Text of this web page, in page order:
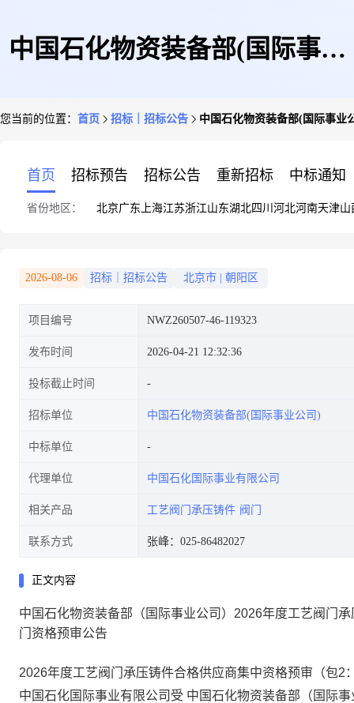
中国石化物资装备部(国际事业
2:中低压阀门砂铸件)阀门资格
预审公告
您当前的位置： 首页 招标｜招标公告 中国石化物资装备部(国际事业
首页 招标预告 招标公告 重新招标 中标通知
省份地区： 北京广东 上海江苏浙江山东湖北四川 河北河南天津山
2026-08-06 招标｜招标公告 北京市 朝阳区
项目编号 NWZ260507-46-119323
发布时间 2026-04-21 12:32:36
投标截止时间
招标单位 中国石化物资装备部(国际事业公司)
中标单位
代理单位 中国石化国际事业有限公司
相关产品 工艺阀门承压铸件 阀门
联系方式 张峰：025-86482027
正文内容
中国石化物资装备部（国际事业公司）2026年度工艺阀门
门资格预审公告
2026年度工艺阀门承压铸件合格供应商集中资格预审（包2
中国石化国际事业有限公司受 中国石化物资装备部（国际